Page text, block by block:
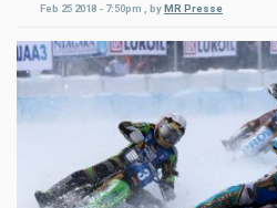
Feb 25 2018 - 7:50pm byMR Presse